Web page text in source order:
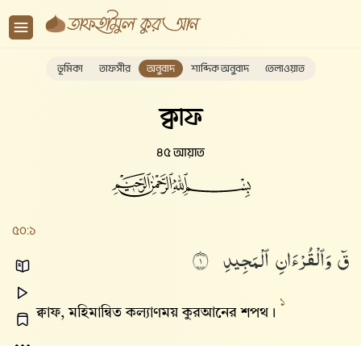
ভূমিকা তাফসীর অনুবাদ শাব্দিক অনুবাদ তেলাওয়াত
ক্বাফ
৪৫ আয়াত
৫০:১
قٓوَٱلْقُرْءَانِٱلْمَجِيدِ ١
ক্বাফ, মহিমান্বিত কল্যাণময় কুরআনের শপথ।
১